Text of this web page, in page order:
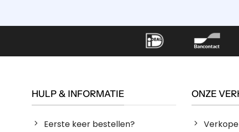
HULP & INFORMATIE
Eerste keer bestellen?
ONZE